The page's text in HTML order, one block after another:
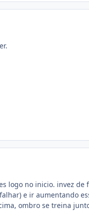
logo no inicio. invez de
e ir aumentando
ombro se treina